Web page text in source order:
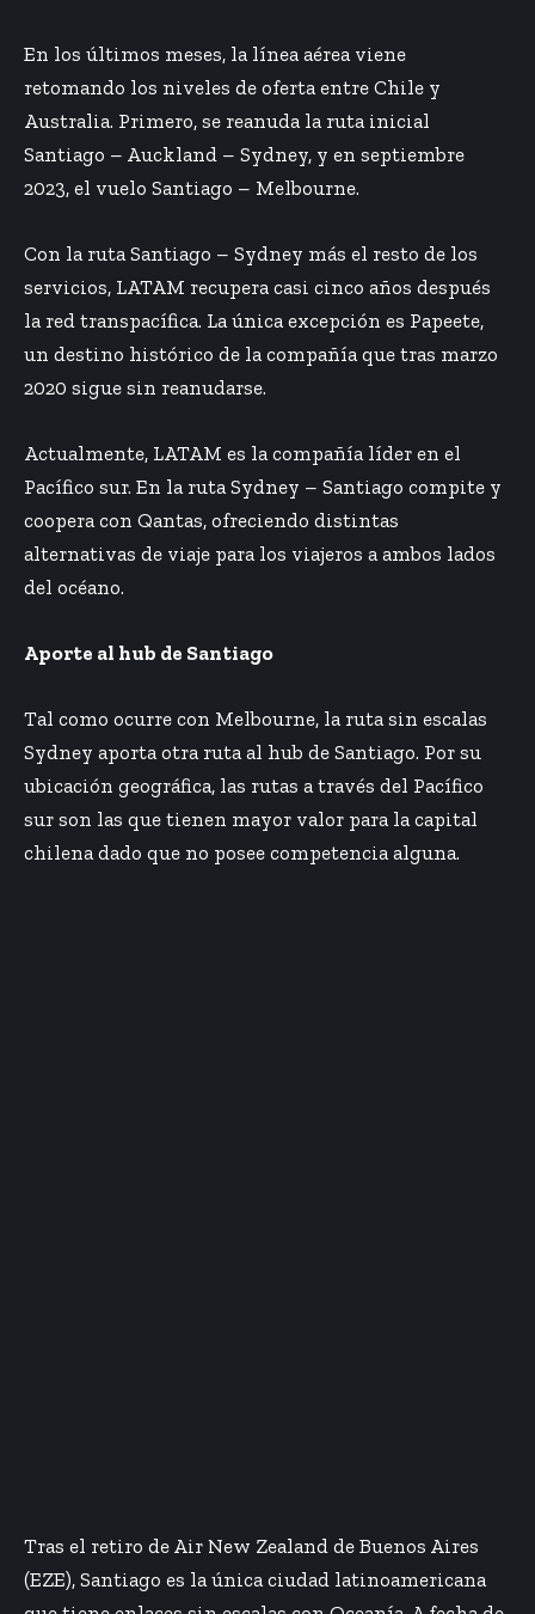
En los últimos meses, la línea aérea viene
retomando los niveles de oferta entre Chile y
Australia. Primero, se reanuda la ruta inicial
Santiago – Auckland – Sydney, y en septiembre
2023, el vuelo Santiago – Melbourne.
Con la ruta Santiago – Sydney más el resto de los
servicios, LATAM recupera casi cinco años después
la red transpacífica. La única excepción es Papeete,
un destino histórico de la compañía que tras marzo
2020 sigue sin reanudarse.
Actualmente, LATAM es la compañía líder en el
Pacífico sur. En la ruta Sydney – Santiago compite y
coopera con Qantas, ofreciendo distintas
alternativas de viaje para los viajeros a ambos lados
del océano.
Aporte al hub de Santiago
Tal como ocurre con Melbourne, la ruta sin escalas
Sydney aporta otra ruta al hub de Santiago. Por su
ubicación geográfica, las rutas a través del Pacífico
sur son las que tienen mayor valor para la capital
chilena dado que no posee competencia alguna.
Tras el retiro de Air New Zealand de Buenos Aires
(EZE), Santiago es la única ciudad latinoamericana